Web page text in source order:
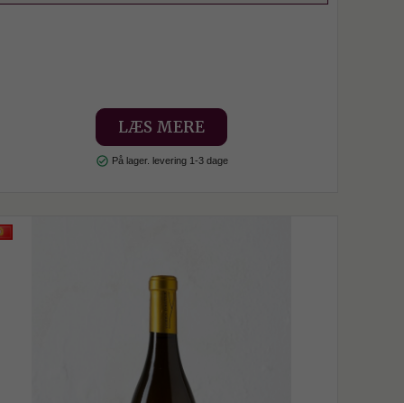
LÆS MERE
check_circle På lager. levering 1-3 dage